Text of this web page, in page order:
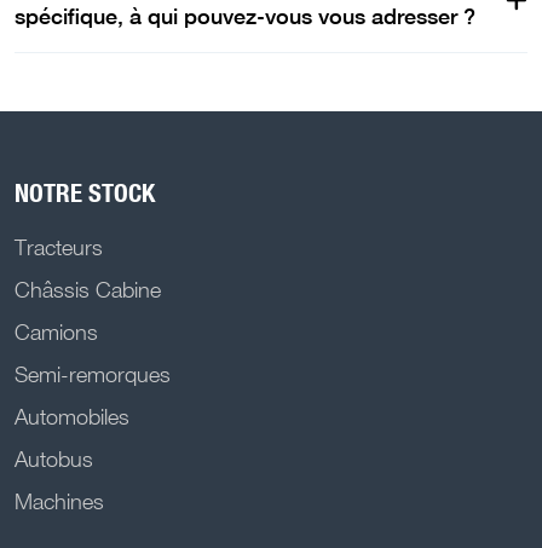
spécifique, à qui pouvez-vous vous adresser ?
NOTRE STOCK
Tracteurs
Châssis Cabine
Camions
Semi-remorques
Automobiles
Autobus
Machines